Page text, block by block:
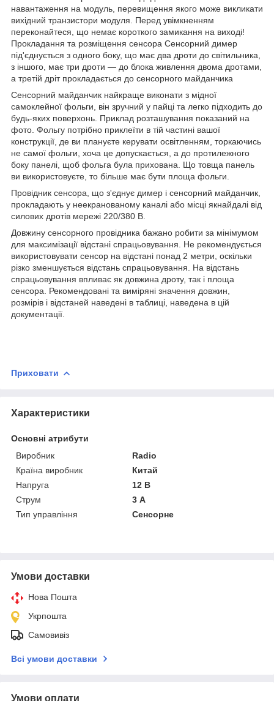
навантаження на модуль, перевищення якого може викликати
вихідний транзистори модуля. Перед увімкненням
переконайтеся, що немає короткого замикання на виході!
Прокладання та розміщення сенсора Сенсорний димер
під'єднується з одного боку, що має два дроти до світильника,
з іншого, має три дроти — до блока живлення двома дротами,
а третій дріт прокладається до сенсорного майданчика
Сенсорний майданчик найкраще виконати з мідної
самоклейної фольги, він зручний у пайці та легко підходить до
будь-яких поверхонь. Приклад розташування показаний на
фото. Фольгу потрібно приклеїти в тій частині вашої
конструкції, де ви плануєте керувати освітленням, торкаючись
не самої фольги, хоча це допускається, а до протилежного
боку панелі, щоб фольга була прихована. Що товща панель
ви використовуєте, то більше має бути площа фольги.
Провідник сенсора, що з'єднує димер і сенсорний майданчик,
прокладають у неекранованому каналі або місці якнайдалі від
силових дротів мережі 220/380 В.
Довжину сенсорного провідника бажано робити за мінімумом
для максимізації відстані спрацьовування. Не рекомендується
використовувати сенсор на відстані понад 2 метри, оскільки
різко зменшується відстань спрацьовування. На відстань
спрацьовування впливає як довжина дроту, так і площа
сенсора. Рекомендовані та виміряні значення довжин,
розмірів і відстаней наведені в таблиці, наведена в цій
документації.
Приховати
Характеристики
Основні атрибути
Виробник
Radio
Країна виробник
Китай
Напруга
12 В
Струм
3 А
Тип управління
Сенсорне
Умови доставки
Нова Пошта
Укрпошта
Самовивіз
Всі умови доставки
Умови оплати